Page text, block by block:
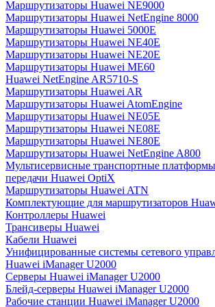
Маршрутизаторы Huawei NE9000
Маршрутизаторы Huawei NetEngine 8000
Маршрутизаторы Huawei 5000E
Маршрутизаторы Huawei NE40E
Маршрутизаторы Huawei NE20E
Маршрутизаторы Huawei ME60
Huawei NetEngine AR5710-S
Маршрутизаторы Huawei AR
Маршрутизаторы Huawei AtomEngine
Маршрутизаторы Huawei NE05E
Маршрутизаторы Huawei NE08E
Маршрутизаторы Huawei NE80E
Маршрутизаторы Huawei NetEngine A800
Мультисервисные транспортные
передачи Huawei OptiX
Маршрутизаторы Huawei ATN
Комплектующие для маршрутизаторов
Контроллеры Huawei
Трансиверы Huawei
Кабели Huawei
Унифицированные системы сетевого
Huawei iManager U2000
Серверы Huawei iManager U2000
Блейд-серверы Huawei iManager U2000
Рабочие станции Huawei iManager U2000